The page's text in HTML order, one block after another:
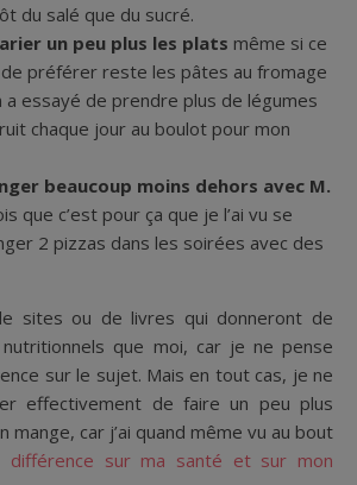
du salé que du sucré.
un peu plus les plats même si ce
préférer reste les pâtes au fromage
a essayé de prendre plus de légumes
chaque jour au boulot pour mon
beaucoup moins dehors avec M.
que c’est pour ça que je l’ai vu se
2 pizzas dans les soirées avec des
sites ou de livres qui donneront de
nutritionnels que moi, car je ne pense
sur le sujet. Mais en tout cas, je ne
effectivement de faire un peu plus
mange, car j’ai quand même vu au bout
différence sur ma santé et sur mon